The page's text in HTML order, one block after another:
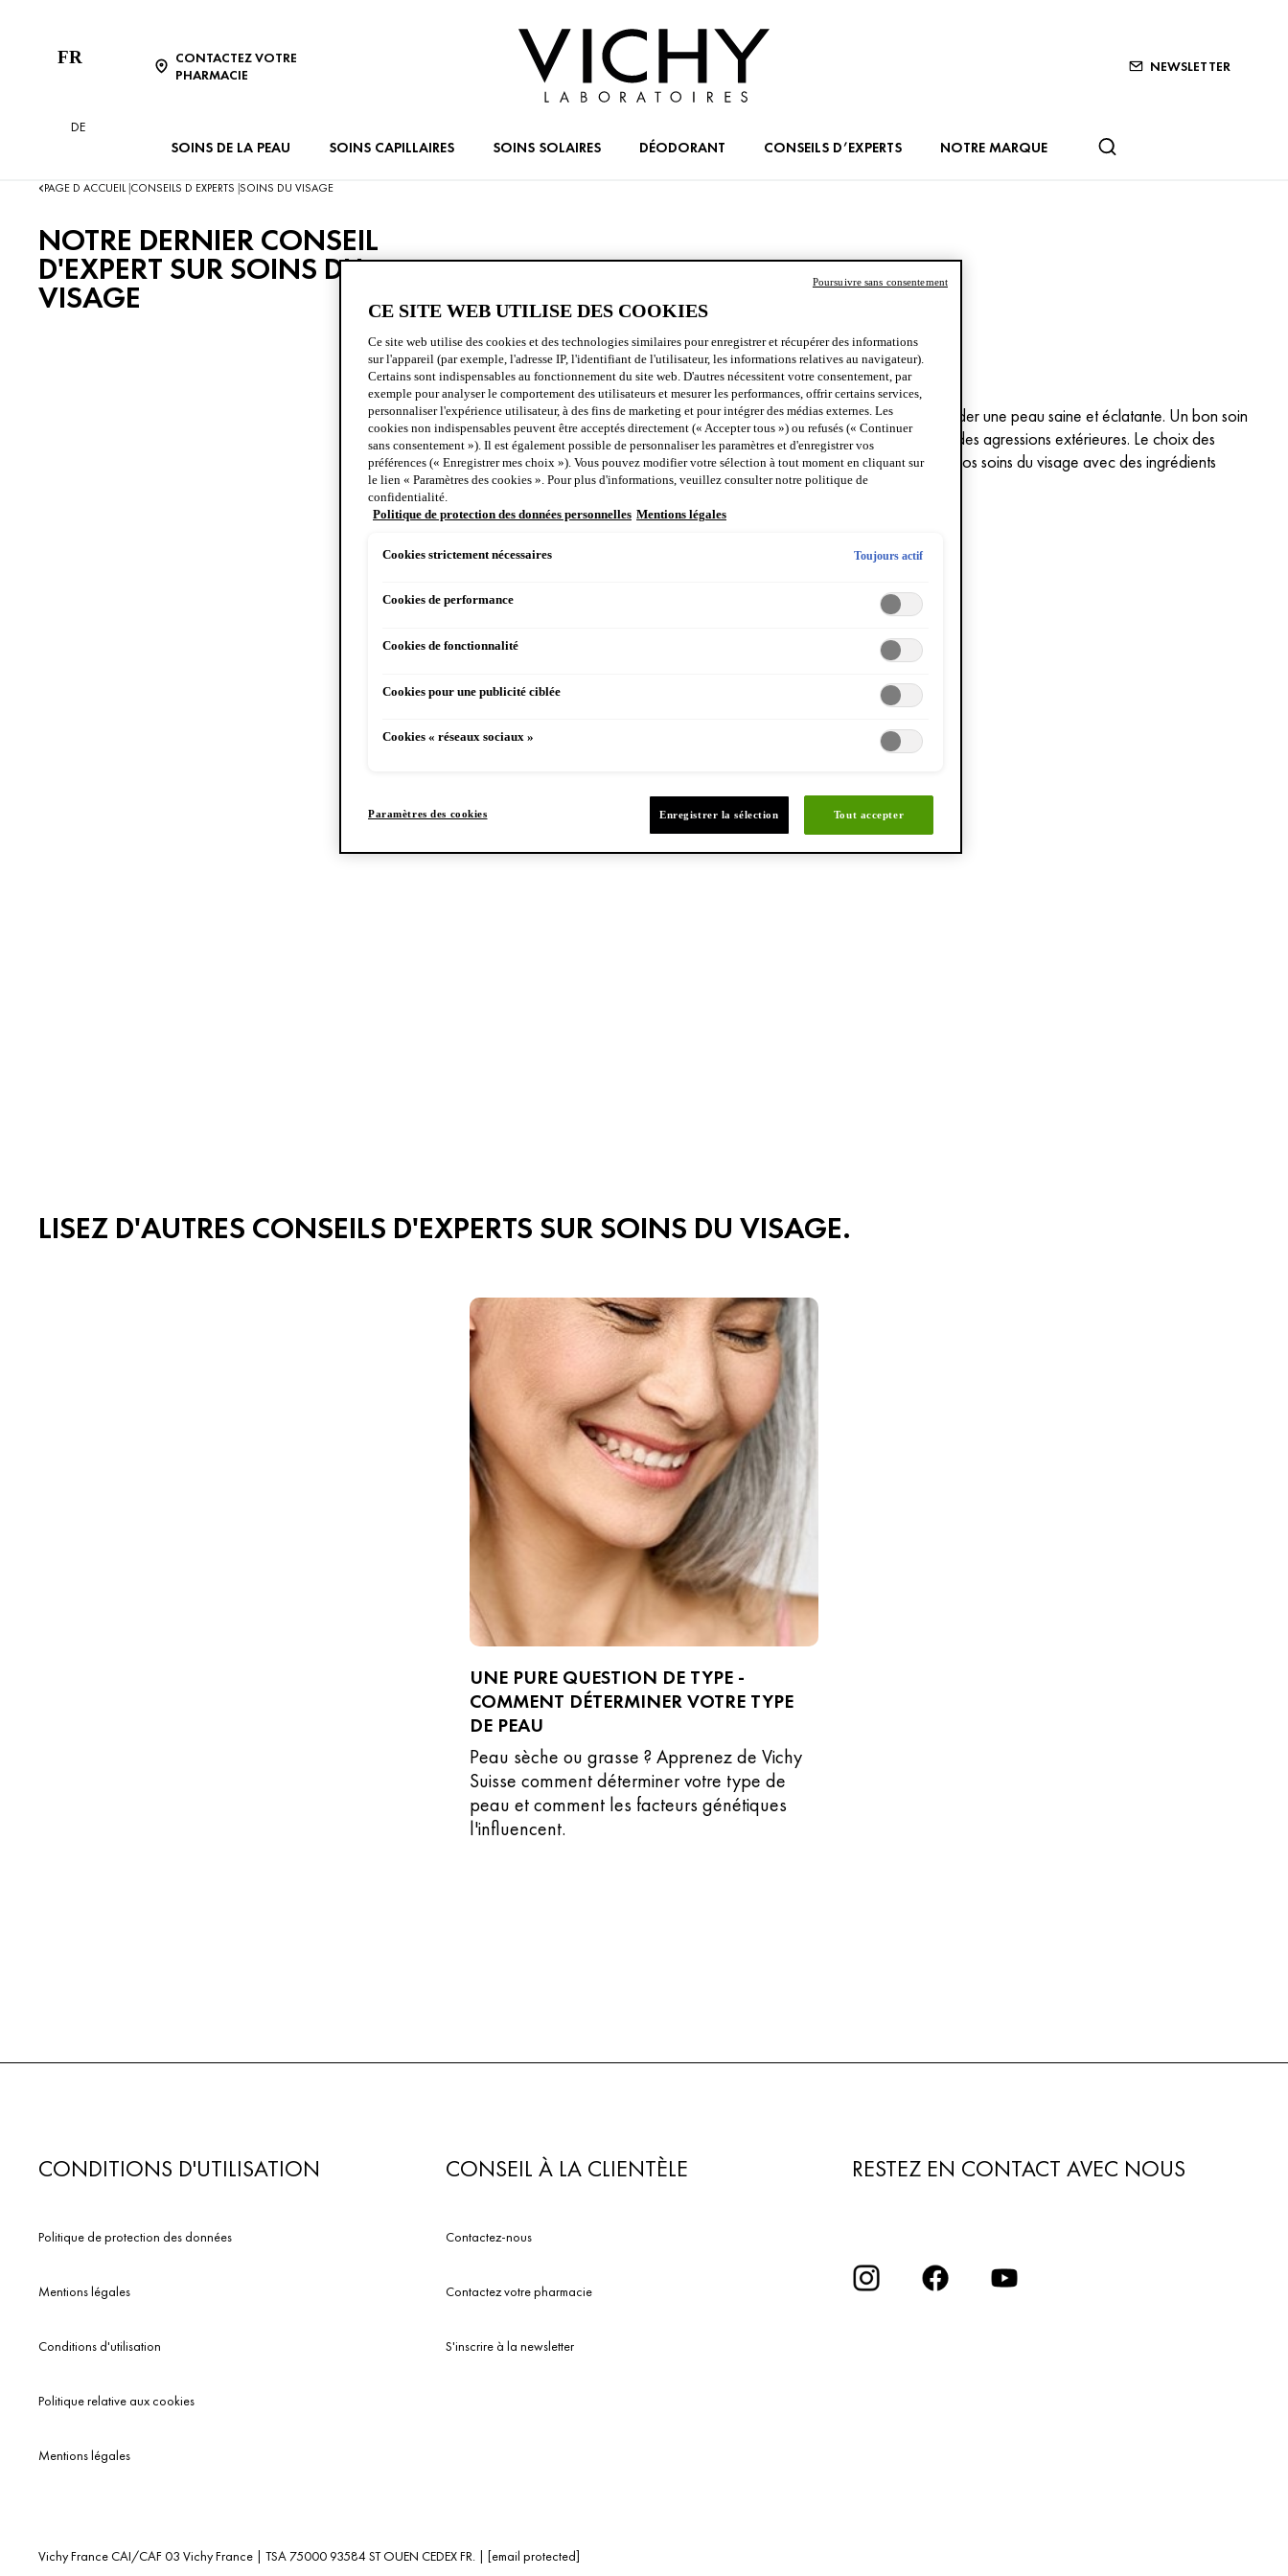
FR
DE
CONTACTEZ VOTRE
PHARMACIE
NEWSLETTER
SOINS DE LA PEAU SOINS CAPILLAIRES SOINS SOLAIRES DÉODORANT CONSEILS D’EXPERTS NOTRE MARQUE
PAGE D ACCUEIL CONSEILS D EXPERTS SOINS DU VISAGE
NOTRE DERNIER CONSEIL
D'EXPERT SUR SOINS DU
VISAGE
Les soins du visage devraient faire partie intégrante de la routine quotidienne de soins pour garder une peau saine et éclatante. Un bon soin
du visage ne consiste pas seulement à nettoyer la peau, mais aussi à l'hydrater et à la protéger des agressions extérieures. Le choix des
bons produits et leur application correcte sont essentiels. Lisez ce qui suit pour choisir au mieux vos soins du visage avec des ingrédients
efficaces, tels que l'acide hyaluronique ou le rétinol, capables de protéger votre peau.
LISEZ D'AUTRES CONSEILS D'EXPERTS SUR SOINS DU VISAGE.
UNE PURE QUESTION DE TYPE -
COMMENT DÉTERMINER VOTRE TYPE
DE PEAU
Peau sèche ou grasse ? Apprenez de Vichy
Suisse comment déterminer votre type de
peau et comment les facteurs génétiques
l'influencent.
CONDITIONS D'UTILISATION
Politique de protection des données
Mentions légales
Conditions d'utilisation
Politique relative aux cookies
Mentions légales
CONSEIL À LA CLIENTÈLE
Contactez-nous
Contactez votre pharmacie
S'inscrire à la newsletter
RESTEZ EN CONTACT AVEC NOUS
Vichy France CAI/CAF 03 Vichy France | TSA 75000 93584 ST OUEN CEDEX FR. | [email protected]
CE SITE WEB UTILISE DES COOKIES
Ce site web utilise des cookies et des technologies similaires pour enregistrer et récupérer des informations
sur l'appareil (par exemple, l'adresse IP, l'identifiant de l'utilisateur, les informations relatives au navigateur).
Certains sont indispensables au fonctionnement du site web. D'autres nécessitent votre consentement, par
exemple pour analyser le comportement des utilisateurs et mesurer les performances, offrir certains services,
personnaliser l'expérience utilisateur, à des fins de marketing et pour intégrer des médias externes. Les
cookies non indispensables peuvent être acceptés directement (« Accepter tous ») ou refusés (« Continuer
sans consentement »). Il est également possible de personnaliser les paramètres et d'enregistrer vos
préférences (« Enregistrer mes choix »). Vous pouvez modifier votre sélection à tout moment en cliquant sur
le lien « Paramètres des cookies ». Pour plus d'informations, veuillez consulter notre politique de
confidentialité.
Politique de protection des données personnelles Mentions légales
Cookies strictement nécessaires Toujours actif
Cookies de performance
Cookies de fonctionnalité
Cookies pour une publicité ciblée
Cookies « réseaux sociaux »
Paramètres des cookies Enregistrer la sélection Tout accepter
Poursuivre sans consentement